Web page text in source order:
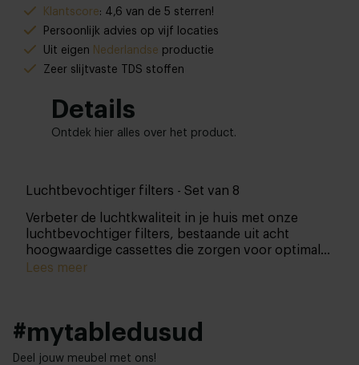
Klantscore: 4,6 van de 5 sterren!
Persoonlijk advies op vijf locaties
Uit eigen Nederlandse productie
Zeer slijtvaste TDS stoffen
Details
Ontdek hier alles over het product.
Luchtbevochtiger filters - Set van 8
Verbeter de luchtkwaliteit in je huis met onze
luchtbevochtiger filters, bestaande uit acht
hoogwaardige cassettes die zorgen voor optimale
bevochtiging. Deze filter set is uitgerust met een
Lees meer
#mytabledusud
Deel jouw meubel met ons!